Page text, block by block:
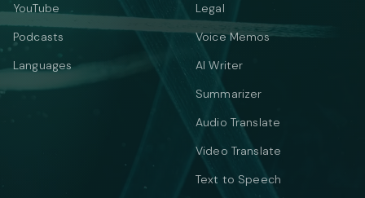
YouTube
Podcasts
Languages
Legal
Voice Memos
AI Writer
Summarizer
Audio Translate
Video Translate
Text to Speech